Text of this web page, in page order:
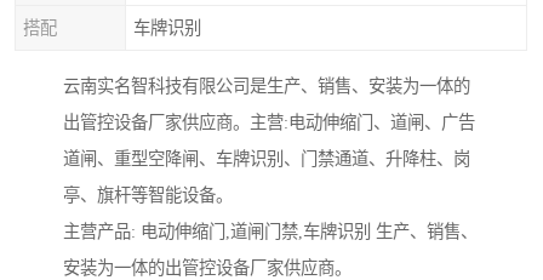
搭配 车牌识别
云南实名智科技有限公司是生产、销售、安装为一体的
出管控设备厂家供应商。主营:电动伸缩门、道闸、广告
道闸、重型空降闸、车牌识别、门禁通道、升降柱、岗
亭、旗杆等智能设备。
主营产品: 电动伸缩门,道闸门禁,车牌识别 生产、销售、
安装为一体的出管控设备厂家供应商。